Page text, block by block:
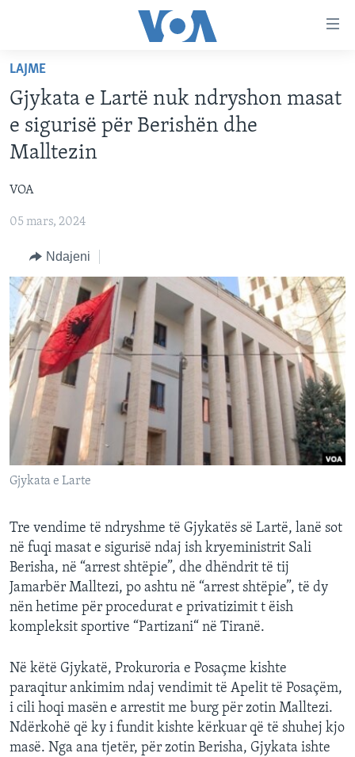
faqen
kryesore
Kalo
tek
faqja
Kalo
tek
FAQJA KRYESORE
KATEGORITË
AMERIKA
BOTA
MJEDISI
KULTURË
SHKENCË DHE TEKNOLOGJI
SHËNDETËSI
INTERVISTA
DITARI
DITARI
Learning English
FOLLOW US
Gjuhët
LAJME
Gjykata e Lartë nuk ndryshon masat
e sigurisë për Berishën dhe
Malltezin
VOA
05 mars, 2024
Ndajeni
Gjykata e Larte
Tre vendime të ndryshme të Gjykatës së Lartë, lanë sot
në fuqi masat e sigurisë ndaj ish kryeministrit Sali
Berisha, në “arrest shtëpie”, dhe dhëndrit të tij
Jamarbër Malltezi, po ashtu në “arrest shtëpie”, të dy
nën hetime për procedurat e privatizimit t ëish
kompleksit sportive “Partizani“ në Tiranë.
Në këtë Gjykatë, Prokuroria e Posaçme kishte
paraqitur ankimim ndaj vendimit të Apelit të Posaçëm,
i cili hoqi masën e arrestit me burg për zotin Malltezi.
Ndërkohë që ky i fundit kishte kërkuar që të shuhej kjo
masë. Nga ana tjetër, për zotin Berisha, Gjykata ishte